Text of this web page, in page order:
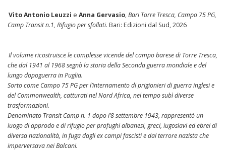
Vito Antonio Leuzzi eAnna Gervasio,Bari Torre Tresca, Campo 75 PG,
Camp Transit n.1, Rifugio per sfollati. Bari: Edizioni dal Sud, 2026
Il volume ricostruisce le complesse vicende del campo barese di Torre Tresca,
che dal 1941 al 1968 segnò la storia della Seconda guerra mondiale e del
lungo dopoguerra in Puglia.
Sorto come Campo 75 PG per l’internamento di prigionieri di guerra inglesi e
del Commonwealth, catturati nel Nord Africa, nel tempo subì diverse
trasformazioni.
Denominato Transit Camp n. 1 dopo l’8 settembre 1943, rappresentò un
luogo di approdo e di rifugio per profughi albanesi, greci, iugoslavi ed ebrei di
diversa nazionalità, in fuga dagli ex campi fascisti e dal terrore nazista che
imperversava nei Balcani.